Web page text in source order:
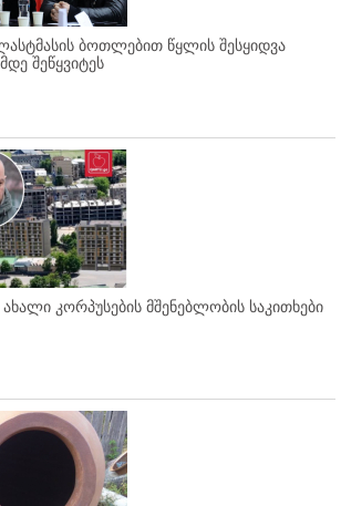
ბოთლებით წყლის შესყიდვა
შეწყვიტეს
კორპუსების მშენებლობის საკითხები